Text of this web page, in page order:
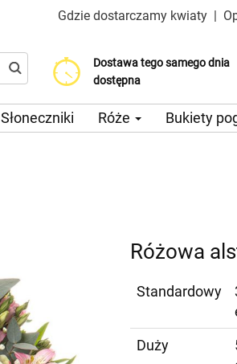
Gdzie dostarczamy kwiaty |
Dostawa tego samego dnia
dostępna
Koszt dostawy już od 200 CZK
Wybierz datę dostawy
Słoneczniki Róże Bukiety
Różowa
Standardowy
Duży